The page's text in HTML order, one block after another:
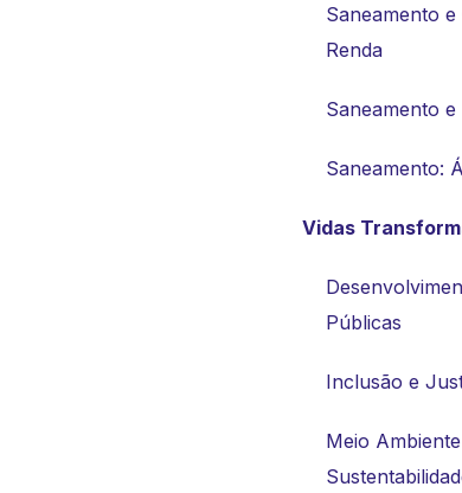
Saneamento
Renda
Saneamento e
Saneamento:
Vidas
Públicas
Inclusão e
Meio